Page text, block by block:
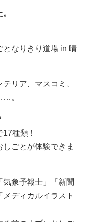
となりきり道場 in 晴
リア、マスコミ、
。
種類！
ごとが体験できま
象予報士」「新聞
ディカルイラスト